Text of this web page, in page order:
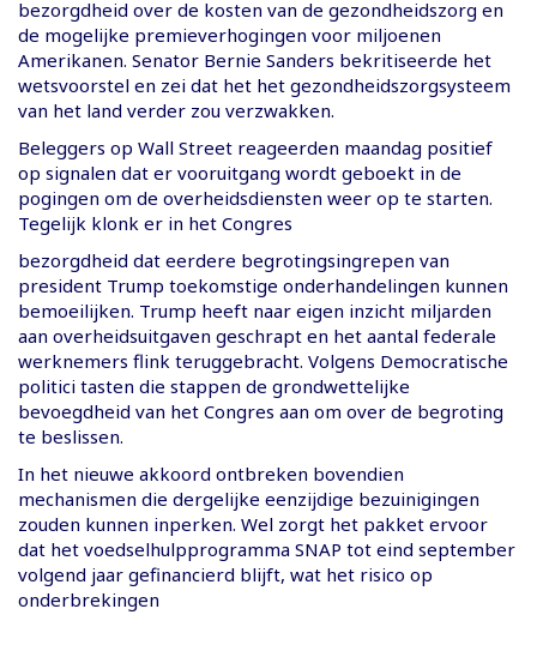
bezorgdheid over de kosten van de gezondheidszorg en
de mogelijke premieverhogingen voor miljoenen
Amerikanen. Senator Bernie Sanders bekritiseerde het
wetsvoorstel en zei dat het het gezondheidszorgsysteem
van het land verder zou verzwakken.
Beleggers op Wall Street reageerden maandag positief
op signalen dat er vooruitgang wordt geboekt in de
pogingen om de overheidsdiensten weer op te starten.
Tegelijk klonk er in het Congres
bezorgdheid dat eerdere begrotingsingrepen van
president Trump toekomstige onderhandelingen kunnen
bemoeilijken. Trump heeft naar eigen inzicht miljarden
aan overheidsuitgaven geschrapt en het aantal federale
werknemers flink teruggebracht. Volgens Democratische
politici tasten die stappen de grondwettelijke
bevoegdheid van het Congres aan om over de begroting
te beslissen.
In het nieuwe akkoord ontbreken bovendien
mechanismen die dergelijke eenzijdige bezuinigingen
zouden kunnen inperken. Wel zorgt het pakket ervoor
dat het voedselhulpprogramma SNAP tot eind september
volgend jaar gefinancierd blijft, wat het risico op
onderbrekingen